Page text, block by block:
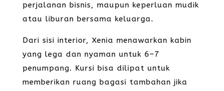
perjalanan bisnis, maupun keperluan mudik
atau liburan bersama keluarga.
Dari sisi interior, Xenia menawarkan kabin
yang lega dan nyaman untuk 6–7
penumpang. Kursi bisa dilipat untuk
memberikan ruang bagasi tambahan jika